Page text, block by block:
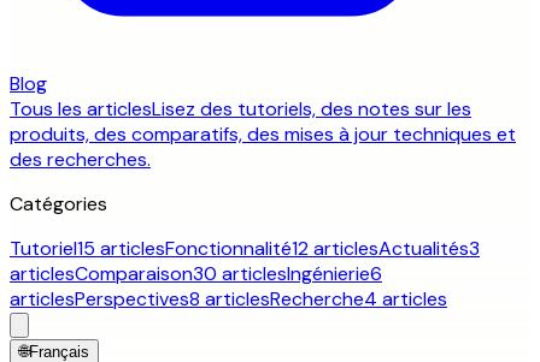
Blog
Tous les articlesLisez des tutoriels, des notes sur les
produits, des comparatifs, des mises à jour techniques et
des recherches.
Catégories
Tutoriel15 articlesFonctionnalité12 articlesActualités3
articlesComparaison30 articlesIngénierie6
articlesPerspectives8 articlesRecherche4 articles
🌐Français